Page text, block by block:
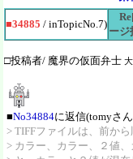
■34885 / inTopicNo.7)
ージ
□投稿者/ 魔界の仮面弁士
■No34884に返信(tomyさ
> TIFFファイルは、前から
> カラー、カラー、２値、